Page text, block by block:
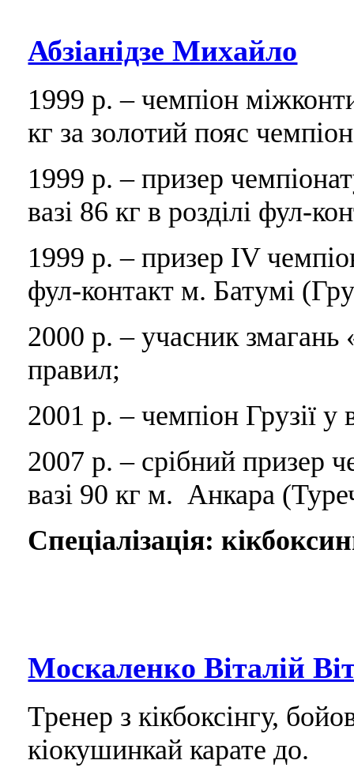
Абзіанідзе Михайло
1999 р. – чемпіон
кг за золотий пояс
1999 р. – призер
вазі 86 кг в розділі фул-
1999 р. – призер IV
фул-контакт м. Батумі
2000 р. – учасник змагань
правил;
2001 р. – чемпіон Грузії у
2007 р. – срібний призер
вазі 90 кг м. Анкара
Спеціалізація:
Москаленко Віталій
Тренер з кікбоксінгу,
кіокушинкай карате до.